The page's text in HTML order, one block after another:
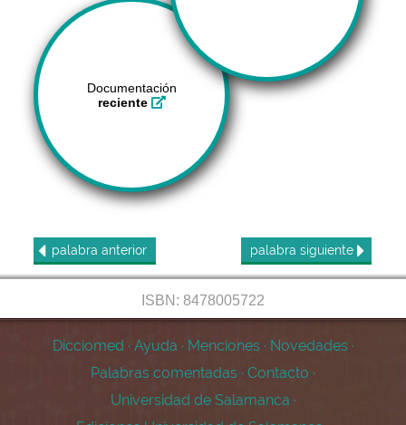
Documentación
reciente
palabra anterior palabra siguiente
ISBN: 8478005722
Dicciomed · Ayuda · Menciones · Novedades ·
Palabras comentadas · Contacto ·
Universidad de Salamanca ·